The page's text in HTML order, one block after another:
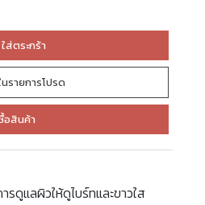
ใส่ตระกร้า
นรายการโปรด
อสินค้า
ดูแลผิวให้ดูไบร์ทและขาวใส